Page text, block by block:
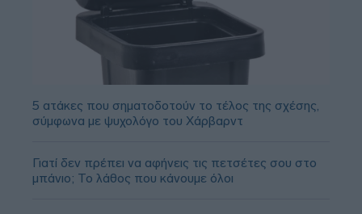
5 ατάκες που σηματοδοτούν το τέλος της σχέσης,
σύμφωνα με ψυχολόγο του Χάρβαρντ
Γιατί δεν πρέπει να αφήνεις τις πετσέτες σου στο
μπάνιο; Το λάθος που κάνουμε όλοι